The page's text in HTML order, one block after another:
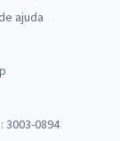
ajuda
3003-0894